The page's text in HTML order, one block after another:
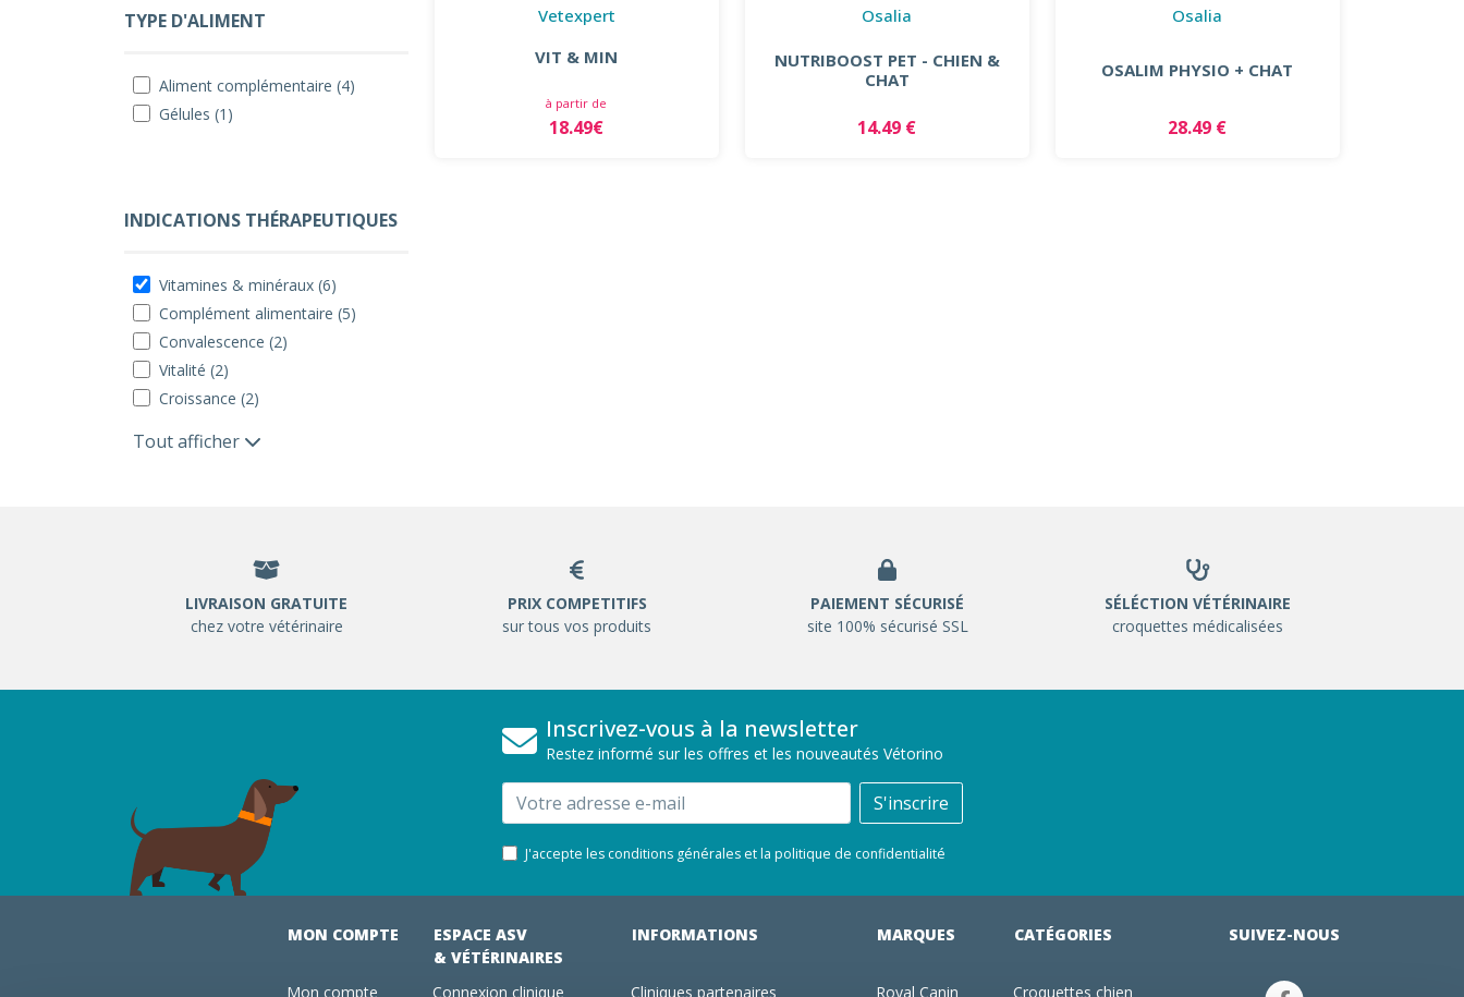
TYPE D'ALIMENT
Aliment complémentaire (4)
Gélules (1)
INDICATIONS THÉRAPEUTIQUES
Vitamines & minéraux (6)
Complément alimentaire (5)
Convalescence (2)
Vitalité (2)
Croissance (2)
Tout afficher
Vetexpert
VIT & MIN
à partir de
18.49€
Osalia
NUTRIBOOST PET - CHIEN &
CHAT
14.49 €
Osalia
OSALIM PHYSIO + CHAT
28.49 €
LIVRAISON GRATUITE
chez votre vétérinaire
PRIX COMPETITIFS
sur tous vos produits
PAIEMENT SÉCURISÉ
site 100% sécurisé SSL
SÉLÉCTION VÉTÉRINAIRE
croquettes médicalisées
Inscrivez-vous à la newsletter
Restez informé sur les offres et les nouveautés Vétorino
Email S'inscrire
J'accepte les conditions générales et la politique de confidentialité
MON COMPTE
Mon compte
ESPACE ASV
& VÉTÉRINAIRES
Connexion clinique
INFORMATIONS
Cliniques partenaires
MARQUES
Royal Canin
CATÉGORIES
Croquettes chien
SUIVEZ-NOUS